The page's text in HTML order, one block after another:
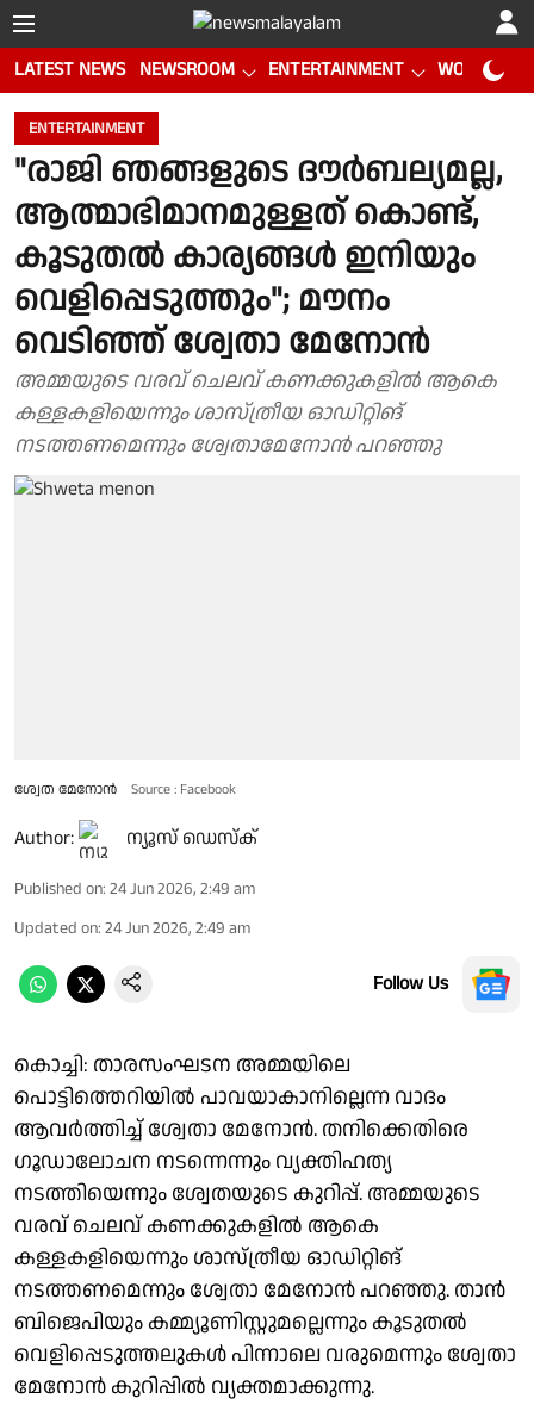
LATEST NEWS NEWSROOM ENTERTAINMENT WORLD CUP
ENTERTAINMENT
"രാജി ഞങ്ങളുടെ ദൗര്‍ബല്യമല്ല,
ആത്മാഭിമാനമുള്ളത് കൊണ്ട്,
കൂടുതല്‍ കാര്യങ്ങള്‍ ഇനിയും
വെളിപ്പെടുത്തും"; മൗനം
വെടിഞ്ഞ് ശ്വേതാ മേനോൻ
അമ്മയുടെ വരവ് ചെലവ് കണക്കുകളിൽ ആകെ
കള്ളകളിയെന്നും ശാസ്ത്രീയ ഓഡിറ്റിങ്
നടത്തണമെന്നും ശ്വേതാമേനോൻ പറഞ്ഞു
ശ്വേത മേനോന്‍ Source : Facebook
Author: ന്യൂസ് ഡെസ്ക്
Published on: 24 Jun 2026, 2:49 am
Updated on: 24 Jun 2026, 2:49 am
Follow Us
കൊച്ചി: താരസംഘടന അമ്മയിലെ
പൊട്ടിത്തെറിയിൽ പാവയാകാനില്ലെന്ന വാദം
ആവർത്തിച്ച് ശ്വേതാ മേനോൻ. തനിക്കെതിരെ
ഗൂഡാലോചന നടന്നെന്നും വ്യക്തിഹത്യ
നടത്തിയെന്നും ശ്വേതയുടെ കുറിപ്പ്. അമ്മയുടെ
വരവ് ചെലവ് കണക്കുകളിൽ ആകെ
കള്ളകളിയെന്നും ശാസ്ത്രീയ ഓഡിറ്റിങ്
നടത്തണമെന്നും ശ്വേതാ മേനോൻ പറഞ്ഞു. താൻ
ബിജെപിയും കമ്മ്യൂണിസ്റ്റുമല്ലെന്നും കൂടുതൽ
വെളിപ്പെടുത്തലുകൾ പിന്നാലെ വരുമെന്നും ശ്വേതാ
മേനോൻ കുറിപ്പിൽ വ്യക്തമാക്കുന്നു.